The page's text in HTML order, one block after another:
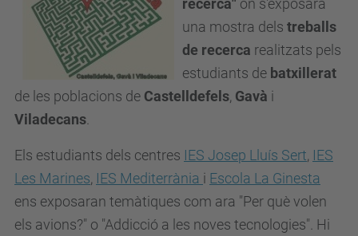
recerca" on s'exposarà
una mostra dels treballs
de recerca realitzats pels
estudiants de batxillerat
de les poblacions de Castelldefels, Gavà i
Viladecans
Els estudiants dels centres IES Josep Lluís Sert, IES
Les Marines, IES Mediterrània i Escola La Ginesta
ens exposaran temàtiques com ara "Per què volen
els avions?" o "Addicció a les noves tecnologies". Hi